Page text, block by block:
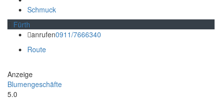
Schmuck
Fürth
anrufen0911/7666340
Route
Anzeige
Blumengeschäfte
5.0